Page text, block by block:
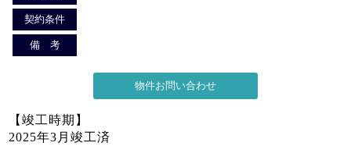
契約条件
備 考
【竣工時期】
2025年3月竣工済